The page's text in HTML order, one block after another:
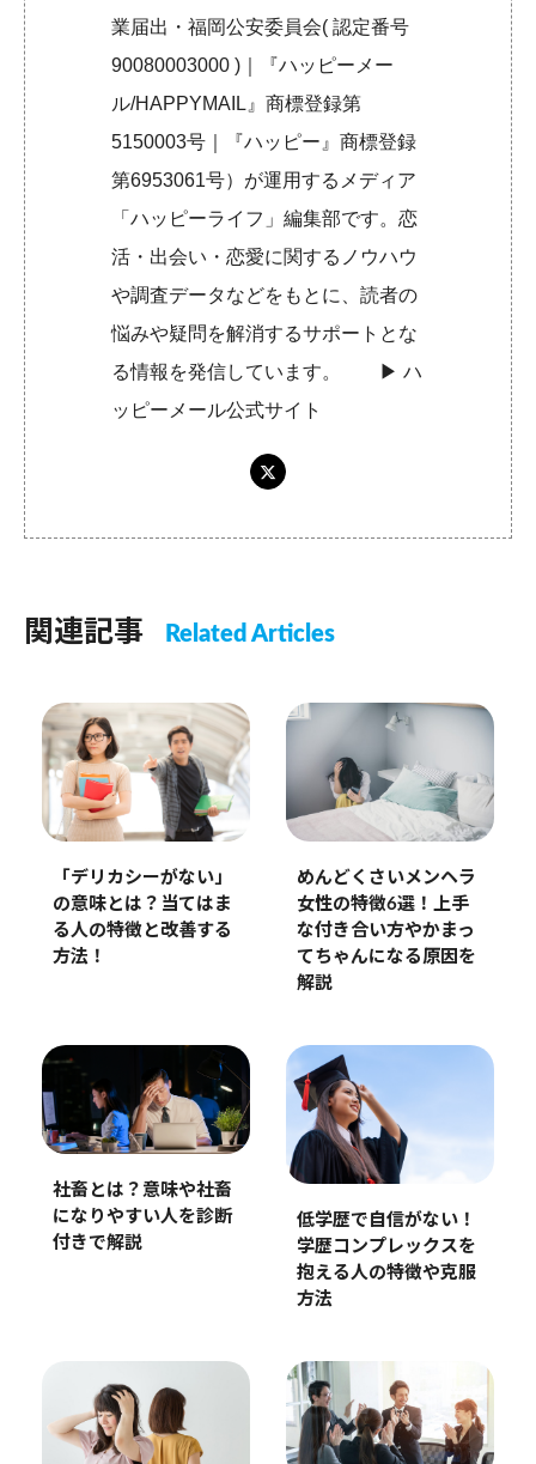
業届出・福岡公安委員会( 認定番号
90080003000 )｜『ハッピーメー
ル/HAPPYMAIL』商標登録第
5150003号｜『ハッピー』商標登録
第6953061号）が運用するメディア
「ハッピーライフ」編集部です。恋
活・出会い・恋愛に関するノウハウ
や調査データなどをもとに、読者の
悩みや疑問を解消するサポートとな
る情報を発信しています。 ▶︎ハ
ッピーメール公式サイト
関連記事 Related Articles
「デリカシーがない」
の意味とは？当てはま
る人の特徴と改善する
方法！
めんどくさいメンヘラ
女性の特徴6選！上手
な付き合い方やかまっ
てちゃんになる原因を
解説
社畜とは？意味や社畜
になりやすい人を診断
付きで解説
低学歴で自信がない！
学歴コンプレックスを
抱える人の特徴や克服
方法